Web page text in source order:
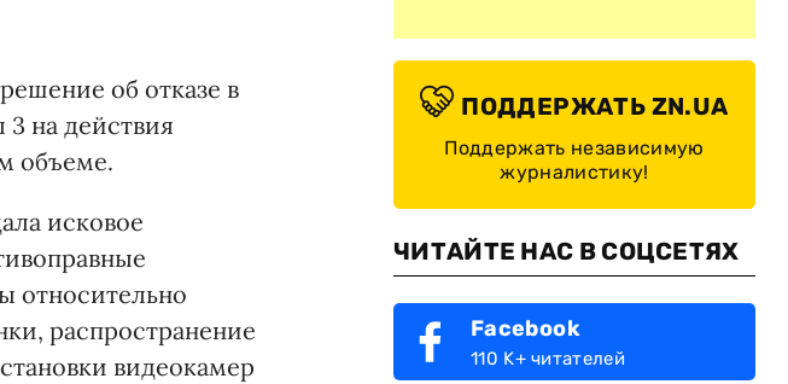
об отказе в
на действия
объеме.
исковое
относительно
распространение
видеокамер
ПОДДЕРЖАТЬ ZN.UA
Поддержать независимую
журналистику!
ЧИТАЙТЕ НАС В СОЦСЕТЯХ
Facebook
110 K+ читателей